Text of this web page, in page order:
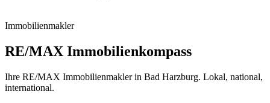
Immobilienmakler
RE/MAX Immobilienkompass
Ihre RE/MAX Immobilienmakler in Bad Harzburg. Lokal, national,
international.